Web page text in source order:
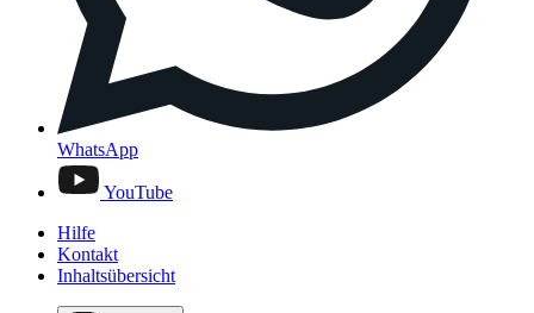
WhatsApp
YouTube
Hilfe
Kontakt
Inhaltsübersicht